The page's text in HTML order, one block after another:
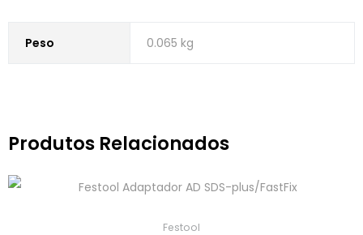
Peso 0.065 kg
Produtos Relacionados
Festool